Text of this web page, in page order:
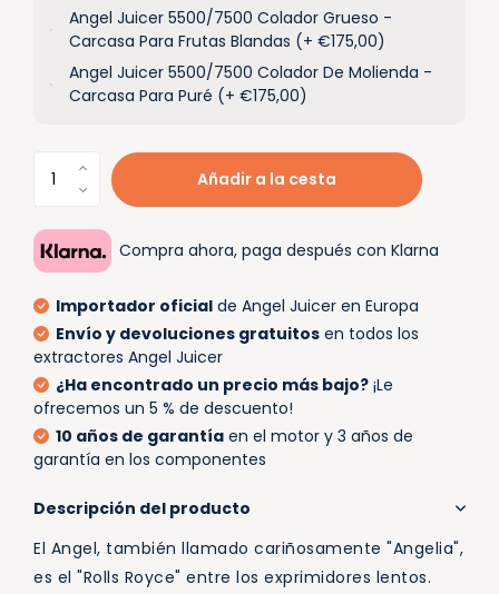
Angel Juicer 5500/7500 Colador Grueso -
Carcasa Para Frutas Blandas (+ €175,00)
Angel Juicer 5500/7500 Colador De Molienda -
Carcasa Para Puré (+ €175,00)
Añadir a la cesta
Compra ahora, paga después con Klarna
Importador oficial de Angel Juicer en Europa
Envío y devoluciones gratuitos en todos los
extractores Angel Juicer
¿Ha encontrado un precio más bajo? ¡Le
ofrecemos un 5 % de descuento!
10 años de garantía en el motor y 3 años de
garantía en los componentes
Descripción del producto
El Angel, también llamado cariñosamente "Angelia",
es el "Rolls Royce" entre los exprimidores lentos.